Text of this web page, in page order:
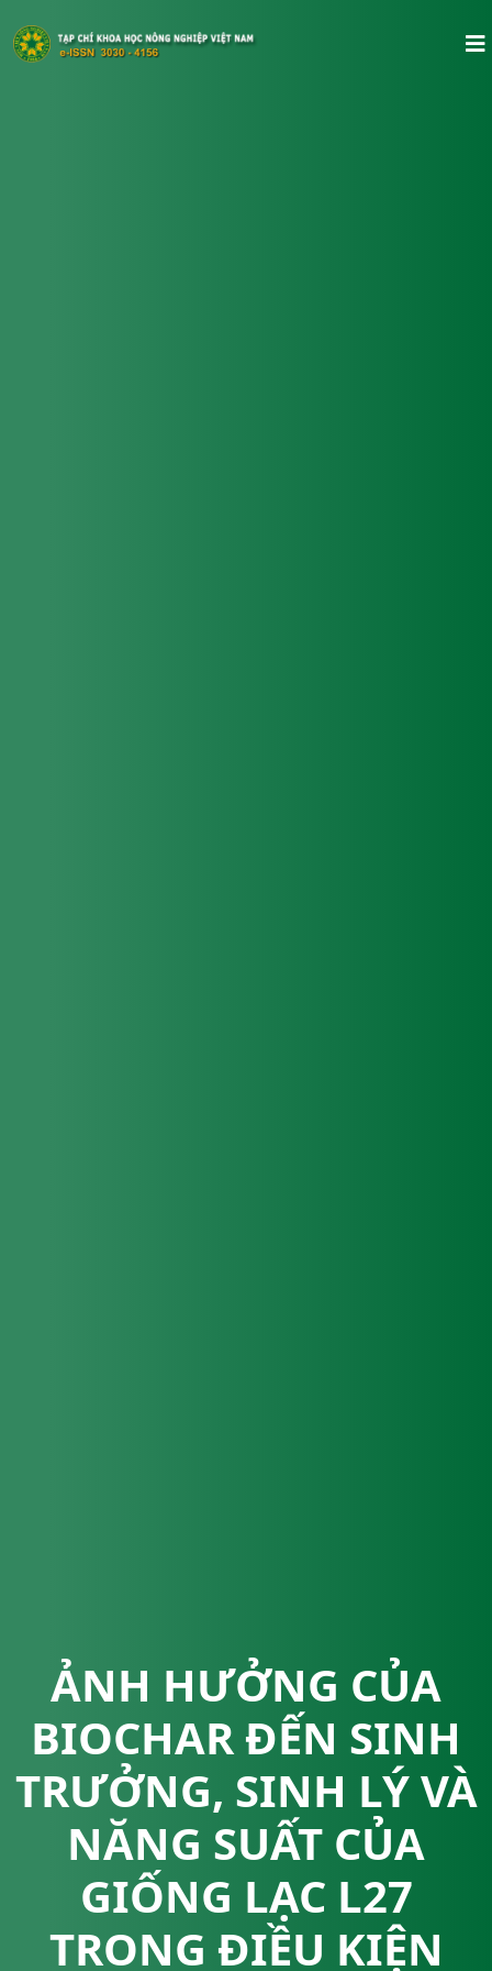
ẢNH HƯỞNG CỦA
BIOCHAR ĐẾN SINH
TRƯỞNG, SINH LÝ VÀ
NĂNG SUẤT CỦA
GIỐNG LẠC L27
TRONG ĐIỀU KIỆN